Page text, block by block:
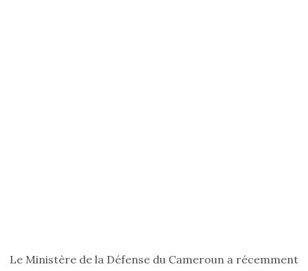
Le Ministère de la Défense du Cameroun a récemment